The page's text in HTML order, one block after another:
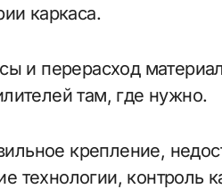
каркаса.
и перерасход
там, где нужно.
крепление,
технологии, контроль